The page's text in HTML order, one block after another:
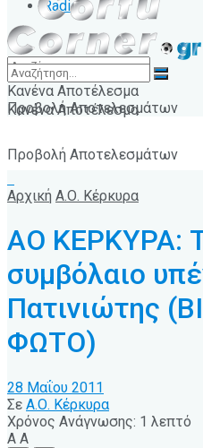
Radio
Κανένα Αποτέλεσμα
Προβολή Αποτελεσμάτων
Κανένα Αποτέλεσμα
Προβολή Αποτελεσμάτων
Αρχική Α.Ο. Κέρκυρα
ΑΟ ΚΕΡΚΥΡΑ:
συμβόλαιο
Πατινιώτης
ΦΩΤΟ)
28 Μαΐου 2011
Σε Α.Ο. Κέρκυρα
Χρόνος Ανάγνωσης: 1 λεπτό
A A